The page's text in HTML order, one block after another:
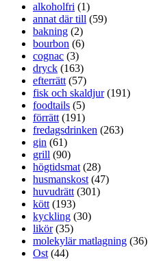
alkoholfri (1)
annat där till (59)
bakning (2)
bourbon (6)
cognac (3)
dryck (163)
efterrätt (57)
fisk och skaldjur(191)
foodtails (5)
förrätt (191)
fredagsdrinken (263)
gin (61)
grill (90)
högtidsmat (28)
husmanskost (47)
huvudrätt (301)
kött (193)
kyckling (30)
likör(35)
molekylär matlagning (36)
Ost (44)